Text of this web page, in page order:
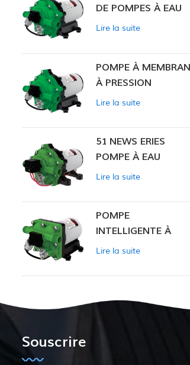
DE POMPES À EAU
Lire la suite
POMPE À
À PRESSION
CONSTANTE
Lire la suite
51 NEWS ERIES
POMPE À EAU
Lire la suite
POMPE
INTELLIGENTE À
PRESSION
ZN-42
Lire la suite
Souscrire